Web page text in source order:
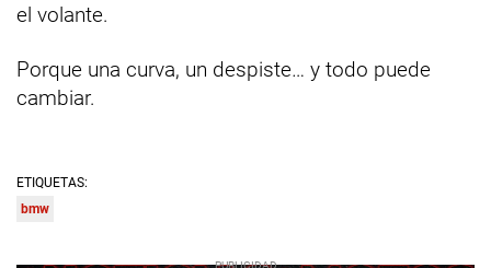
el volante.
Porque una curva, un despiste… y todo puede
cambiar.
ETIQUETAS:
bmw